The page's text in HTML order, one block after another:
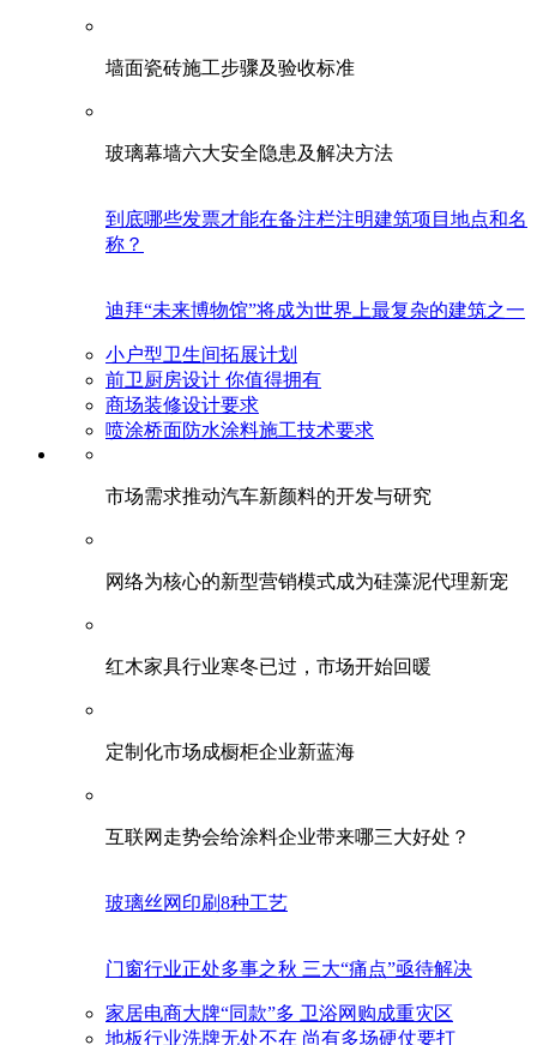
墙面瓷砖施工步骤及验收标准
玻璃幕墙六大安全隐患及解决方法
到底哪些发票才能在备注栏注明建筑项目地点和名
称？
迪拜“未来博物馆”将成为世界上最复杂的建筑之一
小户型卫生间拓展计划
前卫厨房设计 你值得拥有
商场装修设计要求
喷涂桥面防水涂料施工技术要求
市场需求推动汽车新颜料的开发与研究
网络为核心的新型营销模式成为硅藻泥代理新宠
红木家具行业寒冬已过，市场开始回暖
定制化市场成橱柜企业新蓝海
互联网走势会给涂料企业带来哪三大好处？
玻璃丝网印刷8种工艺
门窗行业正处多事之秋 三大“痛点”亟待解决
家居电商大牌“同款”多 卫浴网购成重灾区
地板行业洗牌无处不在 尚有多场硬仗要打